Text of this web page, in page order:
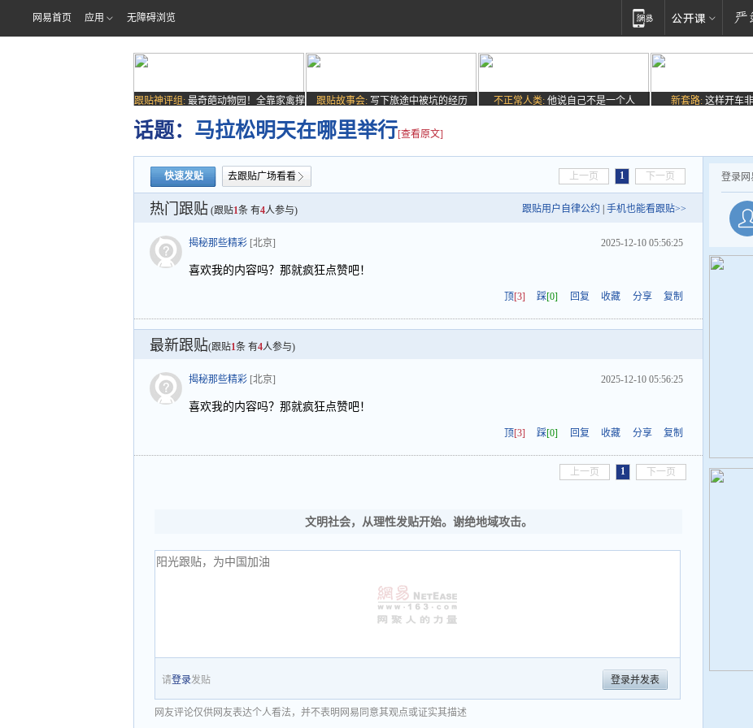
网易首页 应用 无障碍浏览
跟贴神评组: 最奇葩动物园！全靠家禽撑
场子
跟贴故事会: 写下旅途中被坑的经历 不正常人类: 他说自己不是一个人 新套路: 这样开车
话题： 马拉松明天在哪里举行[查看原文]
快速发贴 去跟贴广场看看 上一页 1 下一页
热门跟贴 (跟贴1条 有4人参与) 跟贴用户自律公约 手机也能看跟贴>>
揭秘那些精彩 [北京] 2025-12-10 05:56:25
喜欢我的内容吗？那就疯狂点赞吧！
顶[3] 踩[0] 回复 收藏 分享 复制
最新跟贴(跟贴1条 有4人参与)
揭秘那些精彩 [北京] 2025-12-10 05:56:25
喜欢我的内容吗？那就疯狂点赞吧！
顶[3] 踩[0] 回复 收藏 分享 复制
上一页 1 下一页
文明社会，从理性发贴开始。谢绝地域攻击。
请登录发贴 登录并发表
网友评论仅供网友表达个人看法，并不表明网易同意其观点或证实其描述
登录网